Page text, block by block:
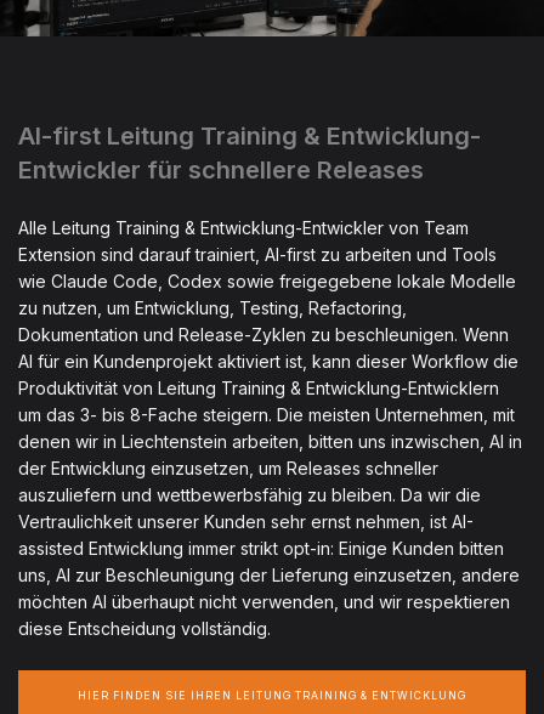
AI-first Leitung Training & Entwicklung-
Entwickler für schnellere Releases
Alle Leitung Training & Entwicklung-Entwickler von Team
Extension sind darauf trainiert, AI-first zu arbeiten und Tools
wie Claude Code, Codex sowie freigegebene lokale Modelle
zu nutzen, um Entwicklung, Testing, Refactoring,
Dokumentation und Release-Zyklen zu beschleunigen. Wenn
AI für ein Kundenprojekt aktiviert ist, kann dieser Workflow die
Produktivität von Leitung Training & Entwicklung-Entwicklern
um das 3- bis 8-Fache steigern. Die meisten Unternehmen, mit
denen wir in Liechtenstein arbeiten, bitten uns inzwischen, AI in
der Entwicklung einzusetzen, um Releases schneller
auszuliefern und wettbewerbsfähig zu bleiben. Da wir die
Vertraulichkeit unserer Kunden sehr ernst nehmen, ist AI-
assisted Entwicklung immer strikt opt-in: Einige Kunden bitten
uns, AI zur Beschleunigung der Lieferung einzusetzen, andere
möchten AI überhaupt nicht verwenden, und wir respektieren
diese Entscheidung vollständig.
HIER FINDEN SIE IHREN LEITUNG TRAINING & ENTWICKLUNG